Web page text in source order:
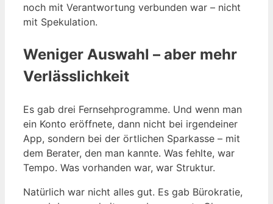
noch mit Verantwortung verbunden war – nicht
mit Spekulation.
Weniger Auswahl – aber mehr
Verlässlichkeit
Es gab drei Fernsehprogramme. Und wenn man
ein Konto eröffnete, dann nicht bei irgendeiner
App, sondern bei der örtlichen Sparkasse – mit
dem Berater, den man kannte. Was fehlte, war
Tempo. Was vorhanden war, war Struktur.
Natürlich war nicht alles gut. Es gab Bürokratie,